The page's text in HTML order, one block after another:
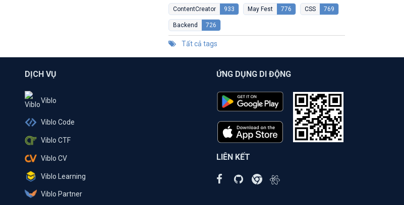
ContentCreator 933 May Fest 776 CSS 769
Backend 726
Tất cả tags
DỊCH VỤ
Viblo
Viblo Code
Viblo CTF
Viblo CV
Viblo Learning
Viblo Partner
ỨNG DỤNG DI ĐỘNG
LIÊN KẾT